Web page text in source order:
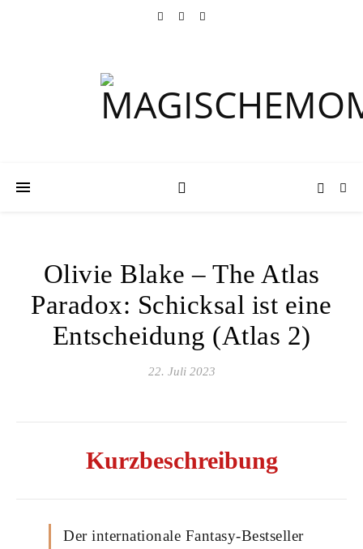
Olivie Blake – The Atlas
Paradox: Schicksal ist eine
Entscheidung (Atlas 2)
22. Juli 2023
Kurzbeschreibung
Der internationale Fantasy-Bestseller